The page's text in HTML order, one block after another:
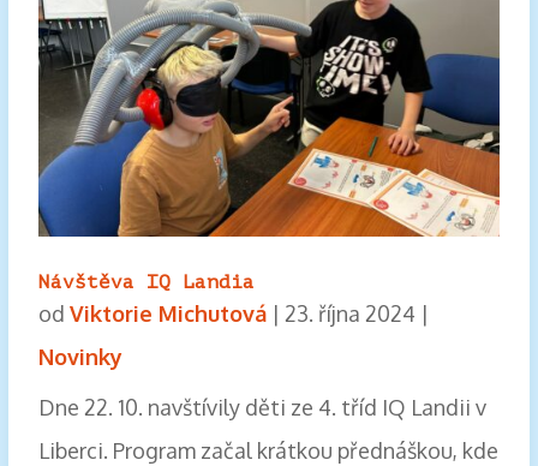
Návštěva IQ Landia
od Viktorie Michutová| 23. října 2024 |
Novinky
Dne 22. 10. navštívily děti ze 4. tříd IQ Landii v
Liberci. Program začal krátkou přednáškou, kde